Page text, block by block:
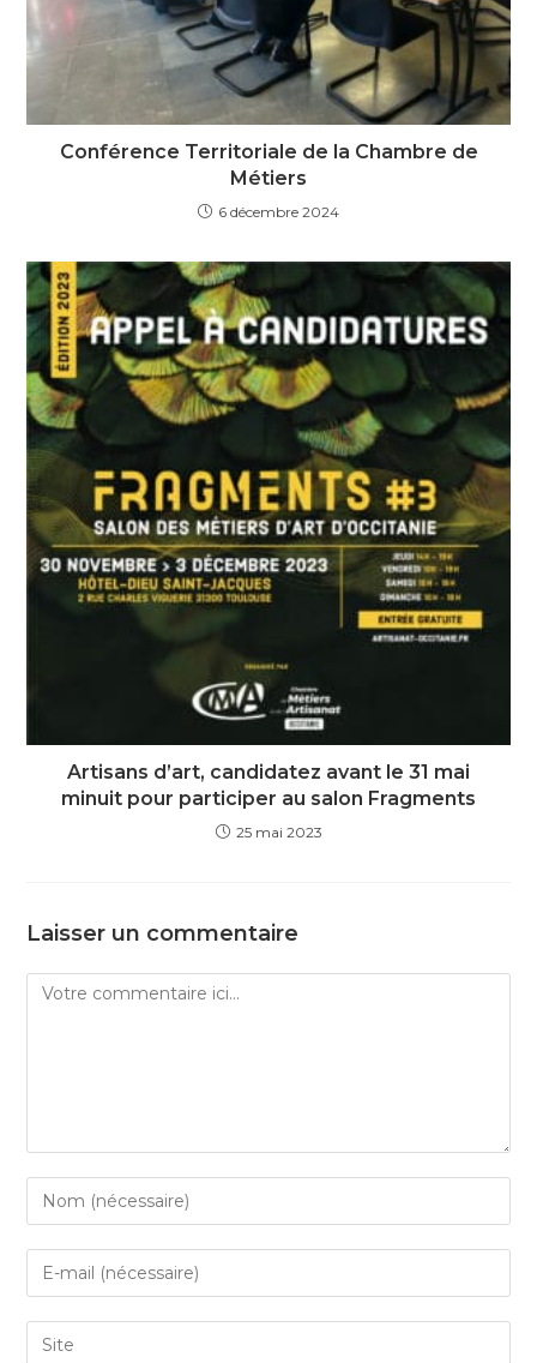
Conférence Territoriale de la Chambre de
Métiers
6 décembre 2024
Artisans d’art, candidatez avant le 31 mai
minuit pour participer au salon Fragments
25 mai 2023
Laisser un commentaire